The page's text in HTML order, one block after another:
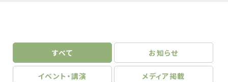
すべて お知らせ
イベント・講演 メディア掲載